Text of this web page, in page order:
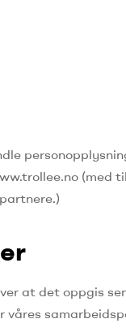
(med
at det oppgis